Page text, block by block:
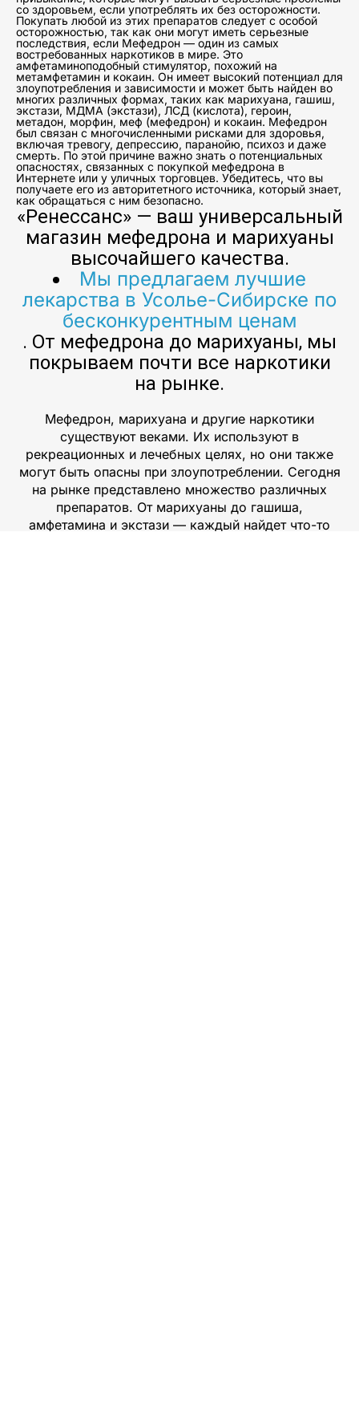
со здоровьем, если употреблять их без осторожности.
Покупать любой из этих препаратов следует с особой
осторожностью, так как они могут иметь серьезные
последствия, если Мефедрон — один из самых
востребованных наркотиков в мире. Это
амфетаминоподобный стимулятор, похожий на
метамфетамин и кокаин. Он имеет высокий потенциал для
злоупотребления и зависимости и может быть найден во
многих различных формах, таких как марихуана, гашиш,
экстази, МДМА (экстази), ЛСД (кислота), героин,
метадон, морфин, меф (мефедрон) и кокаин. Мефедрон
был связан с многочисленными рисками для здоровья,
включая тревогу, депрессию, паранойю, психоз и даже
смерть. По этой причине важно знать о потенциальных
опасностях, связанных с покупкой мефедрона в
Интернете или у уличных торговцев. Убедитесь, что вы
получаете его из авторитетного источника, который знает,
как обращаться с ним безопасно.
«Ренессанс» — ваш универсальный
магазин мефедрона и марихуаны
высочайшего качества.
Мы предлагаем лучшие
лекарства в Усолье-Сибирске по
бесконкурентным ценам
. От мефедрона до марихуаны, мы
покрываем почти все наркотики
на рынке.
Мефедрон, марихуана и другие наркотики
существуют веками. Их используют в
рекреационных и лечебных целях, но они также
могут быть опасны при злоупотреблении. Сегодня
на рынке представлено множество различных
препаратов. От марихуаны до гашиша,
амфетамина и экстази — каждый найдет что-то